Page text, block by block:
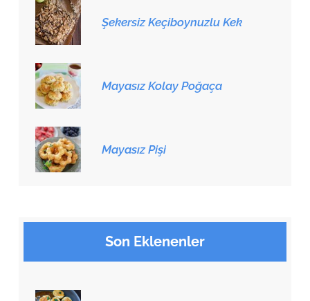
Şekersiz Keçiboynuzlu Kek
Mayasız Kolay Poğaça
Mayasız Pişi
Son Eklenenler